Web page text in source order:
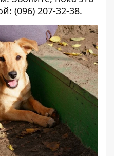
(096) 207-32-38.